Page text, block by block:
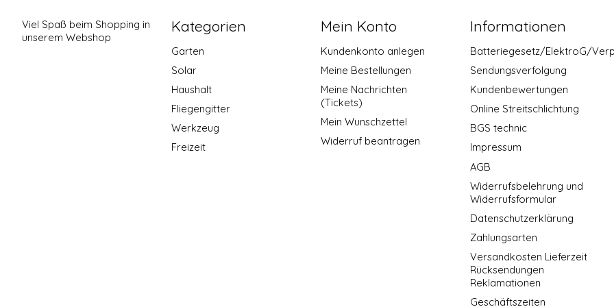
Viel Spaß beim Shopping in
unserem Webshop
Kategorien
Garten
Solar
Haushalt
Fliegengitter
Werkzeug
Freizeit
Mein Konto
Kundenkonto anlegen
Meine Bestellungen
Meine Nachrichten
(Tickets)
Mein Wunschzettel
Widerruf beantragen
Informationen
Batteriegesetz/ElektroG/
Sendungsverfolgung
Kundenbewertungen
Online Streitschlichtung
BGS technic
Impressum
AGB
Widerrufsbelehrung und
Widerrufsformular
Datenschutzerklärung
Zahlungsarten
Versandkosten Lieferzeit
Rücksendungen
Reklamationen
Geschäftszeiten